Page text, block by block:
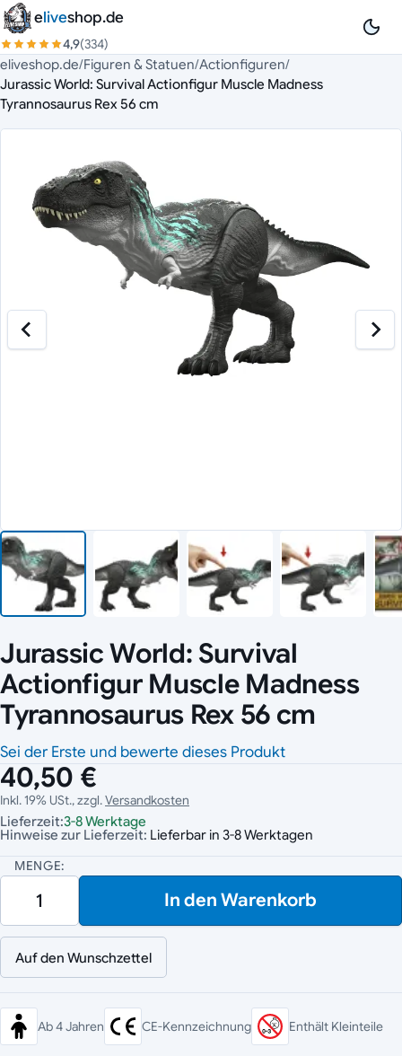
Zum Inhalt springen
eliveshop.de
4,9(334)
eliveshop.de/Figuren & Statuen/Actionfiguren/
Jurassic World: Survival Actionfigur Muscle Madness
Tyrannosaurus Rex 56 cm
Jurassic World: Survival
Actionfigur Muscle Madness
Tyrannosaurus Rex 56 cm
Sei der Erste und bewerte dieses Produkt
40,50 €
Inkl. 19% USt., zzgl.Versandkosten
Lieferzeit:3-8 Werktage
Hinweise zur Lieferzeit: Lieferbar in 3-8 Werktagen
MENGE:
In den Warenkorb
Auf den Wunschzettel
Ab 4 Jahren CE-Kennzeichnung Enthält Kleinteile